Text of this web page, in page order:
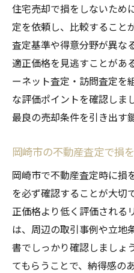
適正価格で売るため
不動産査定で適
順
岡崎市の住宅売
適正価格に導く
査定価格アップを
断法
住宅売却におけ
岡崎市の不動産売却
不動産査定を活
訣
住宅売却で失敗
住宅売却で損をしないため
定を依頼し、比較すること
査定基準や得意分野が異な
適正価格を見逃すことがあ
ーネット査定・訪問査定を
な評価ポイントを確認しま
最良の売却条件を引き出す
岡崎市の不動産査定で損
岡崎市で不動産査定時に損
を必ず確認することが大切
正価格より低く評価される
は、周辺の取引事例や立地
書でしっかり確認しましょ
てもらうことで、納得感の